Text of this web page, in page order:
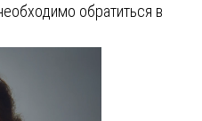
обратиться в